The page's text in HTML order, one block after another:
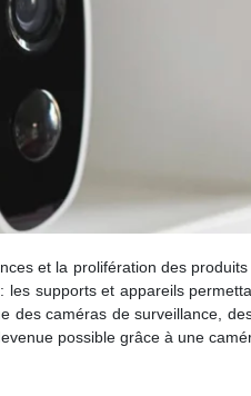
et la prolifération des
supports et appareils
des caméras de surveillance,
possible grâce à une